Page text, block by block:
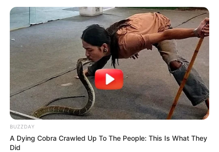
BUZZDAY
A Dying Cobra Crawled Up To The People: This Is What They
Did